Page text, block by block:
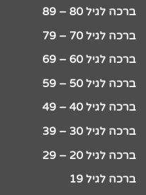
ברכה לגיל 80 – 89
ברכה לגיל 70 – 79
ברכה לגיל 60 – 69
ברכה לגיל 50 – 59
ברכה לגיל 40 – 49
ברכה לגיל 30 – 39
ברכה לגיל 20 – 29
ברכה לגיל 19